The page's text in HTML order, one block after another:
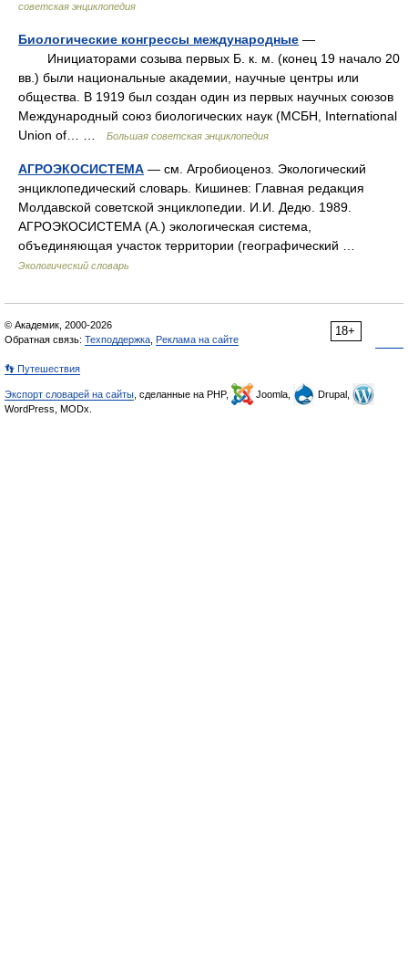
советская энциклопедия
Биологические конгрессы международные —
Инициаторами созыва первых Б. к. м. (конец 19 начало 20
вв.) были национальные академии, научные центры или
общества. В 1919 был создан один из первых научных союзов
Международный союз биологических наук (МСБН, International
Union of… …
Большая советская энциклопедия
АГРОЭКОСИСТЕМА — см. Агробиоценоз. Экологический
энциклопедический словарь. Кишинев: Главная редакция
Молдавской советской энциклопедии. И.И. Дедю. 1989.
АГРОЭКОСИСТЕМА (А.) экологическая система,
объединяющая участок территории (географический …
Экологический словарь
18+
© Академик, 2000-2026
Обратная связь: Техподдержка Реклама на сайте
👣 Путешествия
Экспорт словарей на сайты , сделанные на PHP, Joomla,
Drupal,
WordPress, MODx.